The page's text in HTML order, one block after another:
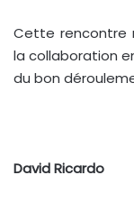
Cette rencontre
la collaboration
du bon
David Ricardo